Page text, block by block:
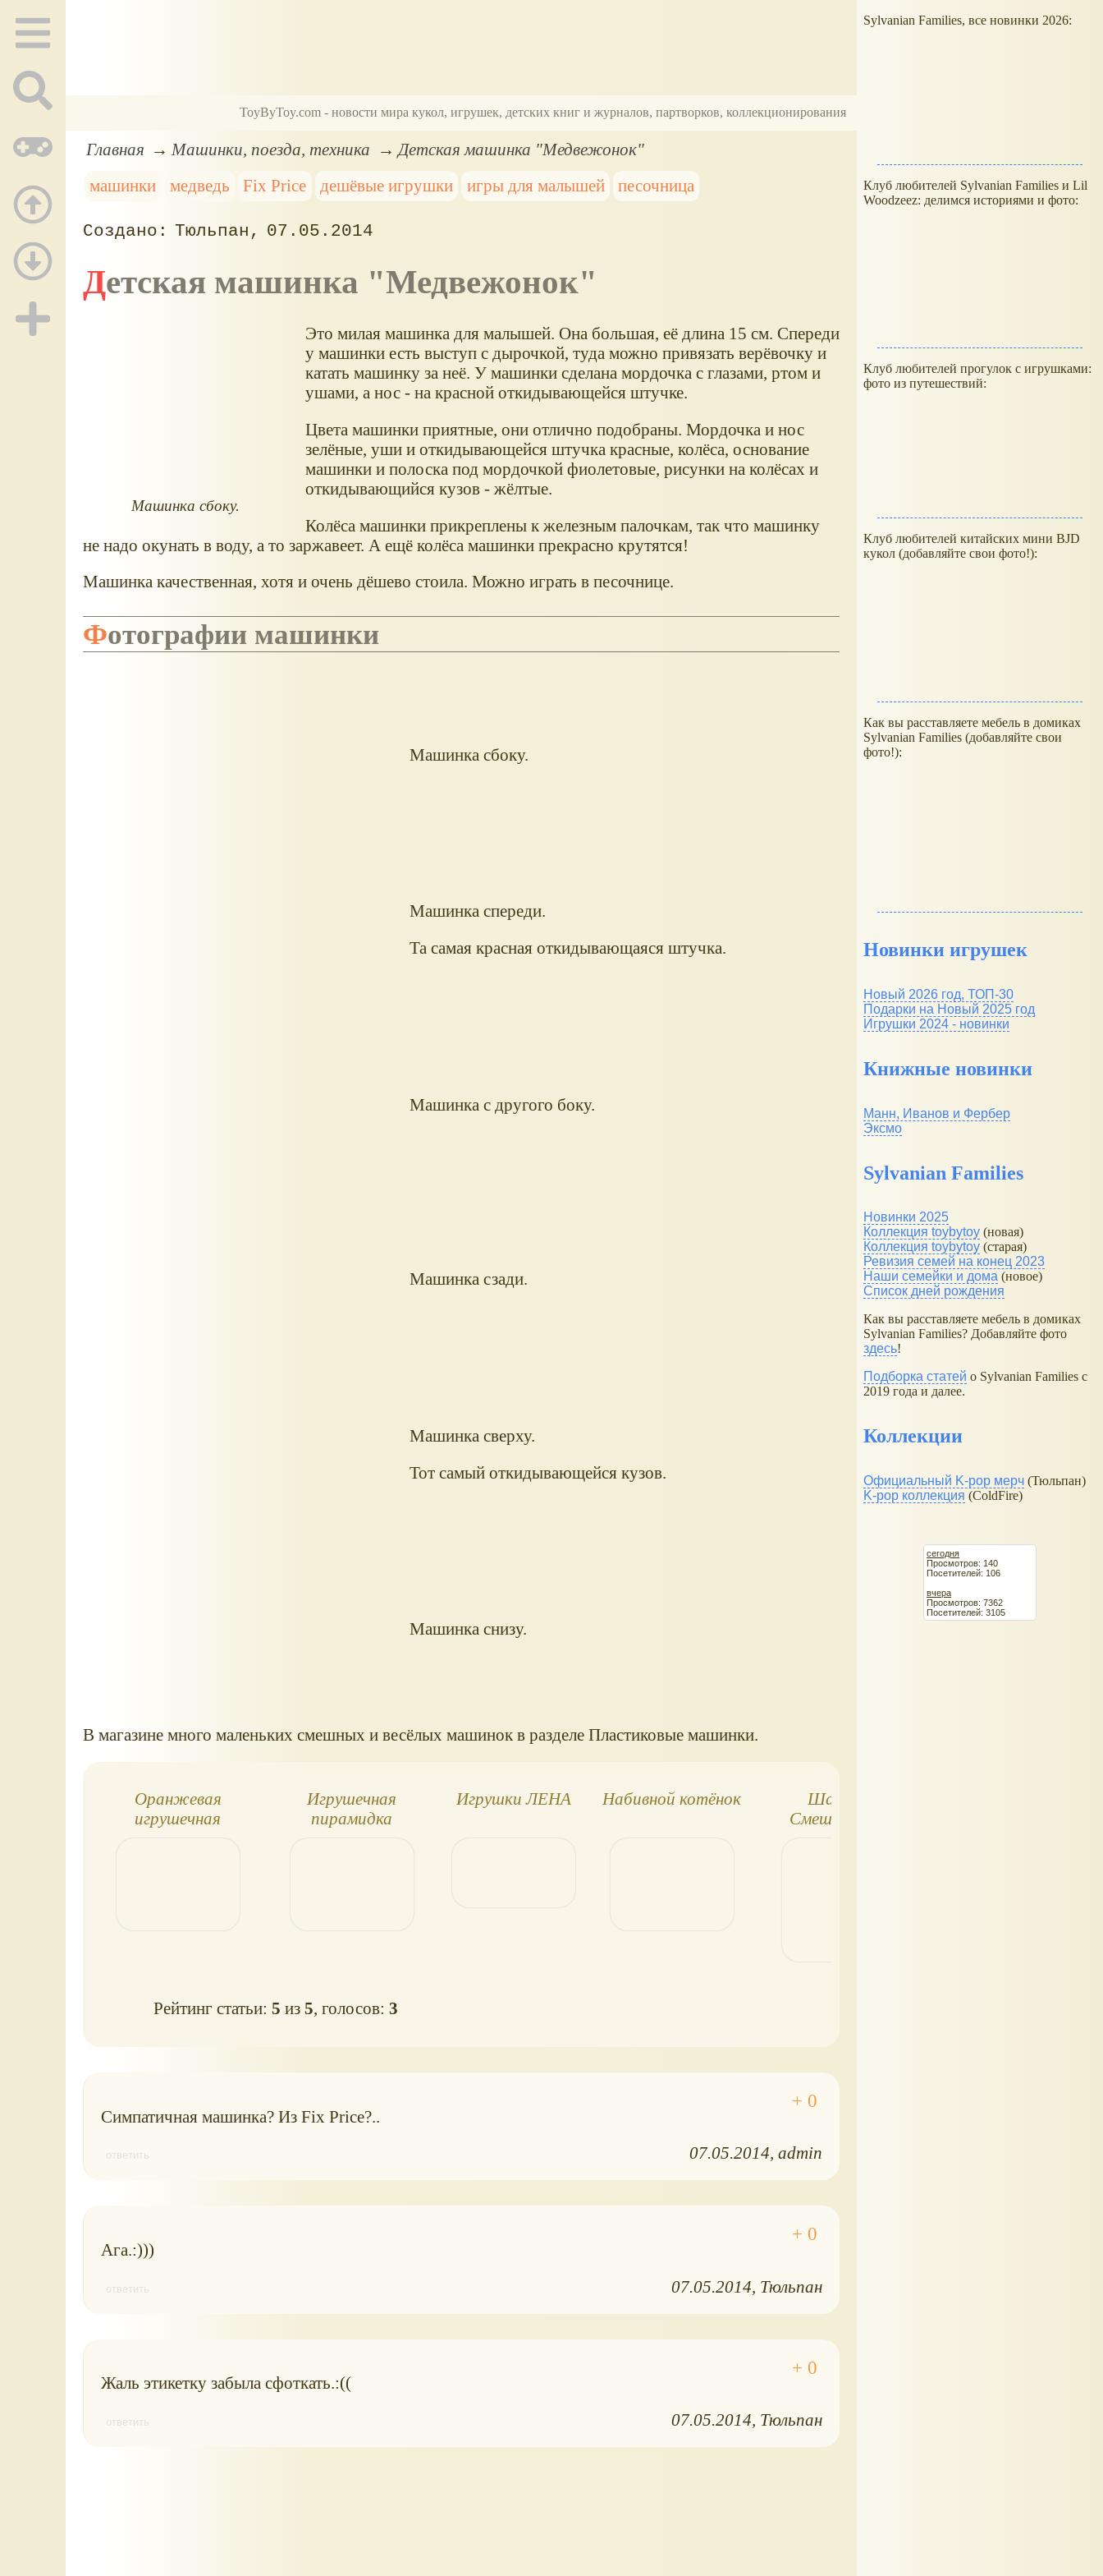
ToyByToy.com - новости мира кукол, игрушек, детских книг и журналов, партворков, коллекционирования
Главная Машинки, поезда, техника
Детская машинка "Медвежонок"
машинки
медведь Fix Price дешёвые игрушки игры для малышей песочница
Тюльпан 07.05.2014
Детская машинка "Медвежонок"
Машинка сбоку.
Это милая машинка для малышей. Она большая, её длина 15 см. Спереди
у машинки есть выступ с дырочкой, туда можно привязать верёвочку и
катать машинку за неё. У машинки сделана мордочка с глазами, ртом и
ушами, а нос - на красной откидывающейся штучке.
Цвета машинки приятные, они отлично подобраны. Мордочка и нос
зелёные, уши и откидывающейся штучка красные, колёса, основание
машинки и полоска под мордочкой фиолетовые, рисунки на колёсах и
откидывающийся кузов - жёлтые.
Колёса машинки прикреплены к железным палочкам, так что машинку
не надо окунать в воду, а то заржавеет. А ещё колёса машинки прекрасно крутятся!
Машинка качественная, хотя и очень дёшево стоила. Можно играть в песочнице.
Фотографии машинки
Машинка сбоку.
Машинка спереди.
Та самая красная откидывающаяся штучка.
Машинка с другого боку.
Машинка сзади.
Машинка сверху.
Тот самый откидывающейся кузов.
Машинка снизу.
В магазине много маленьких смешных и весёлых машинок в разделе Пластиковые машинки.
Оранжевая
игрушечная
Игрушечная
пирамидка
Игрушки ЛЕНА Набивной котёнок
Шарики-
Смешарики, а
Рейтинг статьи:5 из5, голосов:3
Симпатичная машинка? Из Fix Price?..
ответить 07.05.2014 admin
Ага.:)))
ответить 07.05.2014 Тюльпан
Жаль этикетку забыла сфоткать.:((
ответить 07.05.2014 Тюльпан
Sylvanian Families, все новинки 2026:
Клуб любителей Sylvanian Families и Lil
Woodzeez: делимся историями и фото:
Клуб любителей прогулок с игрушками:
фото из путешествий:
Клуб любителей китайских мини BJD
кукол (добавляйте свои фото!):
Как вы расставляете мебель в домиках
Sylvanian Families (добавляйте свои
фото!):
Новинки игрушек
Новый 2026 год, ТОП-30
Подарки на Новый 2025 год
Игрушки 2024 - новинки
Книжные новинки
Манн, Иванов и Фербер
Эксмо
Sylvanian Families
Новинки 2025
Коллекция toybytoy (новая)
Коллекция toybytoy (старая)
Ревизия семей на конец 2023
Наши семейки и дома (новое)
Список дней рождения
Как вы расставляете мебель в домиках
Sylvanian Families? Добавляйте фото
здесь!
Подборка статей о Sylvanian Families с
2019 года и далее.
Коллекции
Официальный K-pop мерч (Тюльпан)
K-pop коллекция (ColdFire)
сегодня
Просмотров: 140
Посетителей: 106
вчера
Просмотров: 7362
Посетителей: 3105